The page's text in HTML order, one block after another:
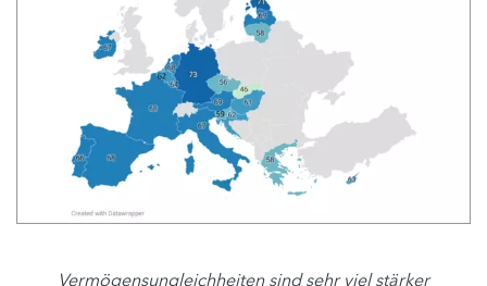
Vermögensungleichheiten sind sehr viel stärker